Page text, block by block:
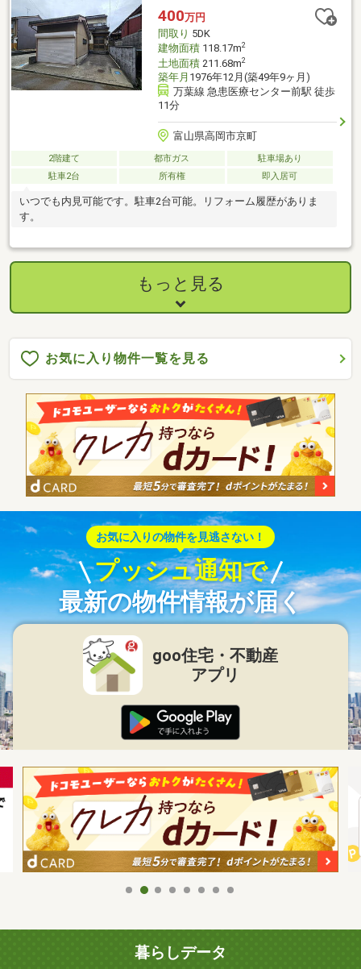
400万円
間取り 5DK
建物面積118.17m2
土地面積211.68m2
築年月 1976年12月(築49年9ヶ月)
万葉線 急患医療センター前駅 徒歩
11分
富山県高岡市京町
2階建て 都市ガス
駐車場あり
駐車2台
所有権 即入居可
いつでも内見可能です。駐車2台可能。リフォーム履歴がありま
す。
もっと見る
お気に入り物件一覧を見る
お気に入りの物件を見逃さない！
プッシュ通知で
最新の物件情報が届く
goo住宅・不動産
アプリ
暮らしデータ